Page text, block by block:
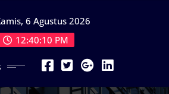
6 Agustus 2026
12:40:12 PM